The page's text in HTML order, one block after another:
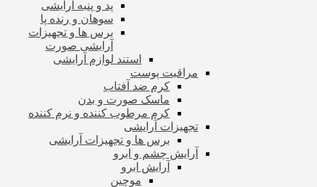
پد و پنبه آرایشی
سوهان و رنده پا
برس ها و تجهیزات
آرایشی صورت
استند لوازم آرایشی
مراقبت پوست
کرم ضد آفتاب
ماسک صورت و بدن
کرم مرطوب کننده و نرم کننده
تجهیزات آرایشی
برس ها و تجهیزات آرایشی
آرایش چشم و ابرو
آرایش ابرو
موچین